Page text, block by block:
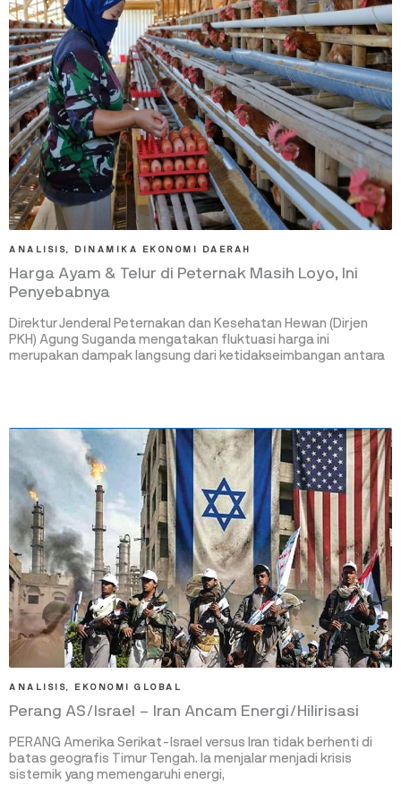
ANALISIS, DINAMIKA EKONOMI DAERAH
Harga Ayam & Telur di Peternak Masih Loyo, Ini
Penyebabnya
Direktur Jenderal Peternakan dan Kesehatan Hewan (Dirjen
PKH) Agung Suganda mengatakan fluktuasi harga ini
merupakan dampak langsung dari ketidakseimbangan antara
ANALISIS, EKONOMI GLOBAL
Perang AS/Israel – Iran Ancam Energi/Hilirisasi
PERANG Amerika Serikat-Israel versus Iran tidak berhenti di
batas geografis Timur Tengah. Ia menjalar menjadi krisis
sistemik yang memengaruhi energi,